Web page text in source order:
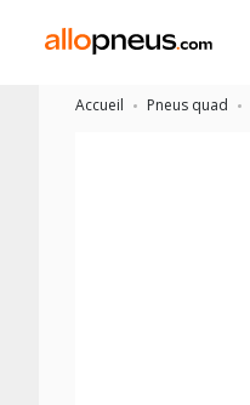
Accueil Pneus quad